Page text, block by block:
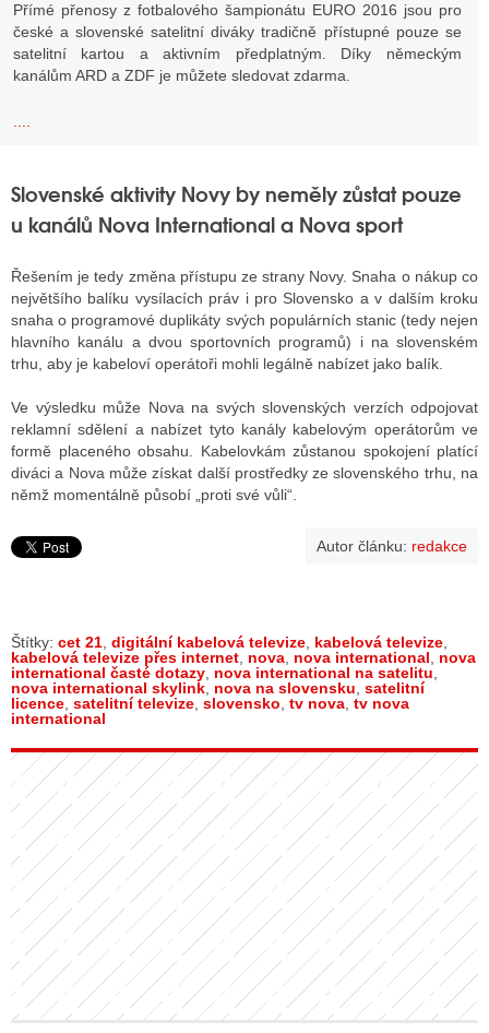
Přímé přenosy z fotbalového šampionátu EURO 2016 jsou pro
české a slovenské satelitní diváky tradičně přístupné pouze se
satelitní kartou a aktivním předplatným. Díky německým
kanálům ARD a ZDF je můžete sledovat zdarma.
Slovenské aktivity Novy by neměly zůstat pouze
u kanálů Nova International a Nova sport
Řešením je tedy změna přístupu ze strany Novy. Snaha o nákup co
největšího balíku vysílacích práv i pro Slovensko a v dalším kroku
snaha o programové duplikáty svých populárních stanic (tedy nejen
hlavního kanálu a dvou sportovních programů) i na slovenském
trhu, aby je kabeloví operátoři mohli legálně nabízet jako balík.
Ve výsledku může Nova na svých slovenských verzích odpojovat
reklamní sdělení a nabízet tyto kanály kabelovým operátorům ve
formě placeného obsahu. Kabelovkám zůstanou spokojení platící
diváci a Nova může získat další prostředky ze slovenského trhu, na
němž momentálně působí „proti své vůli“.
Autor článku: redakce
Štítky: cet 21 digitální kabelová televize kabelová televize
kabelová televize přes internet nova nova international
nova
international časté dotazy nova international na satelitu
nova international skylink nova na slovensku satelitní
licence satelitní televize slovensko tv nova tv nova
international